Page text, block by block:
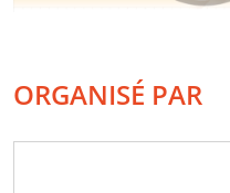
ORGANISÉ PAR